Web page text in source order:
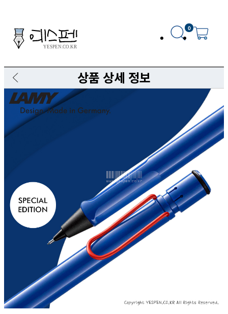
0
상품 상세 정보